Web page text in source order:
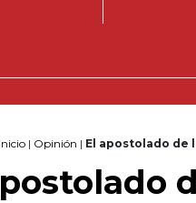
Inicio | Opinión | El apostolado de